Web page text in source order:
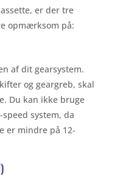
er der tre
opmærksom på:
af dit gearsystem.
og geargreb, skal
Du kan ikke bruge
system, da
er mindre på 12-